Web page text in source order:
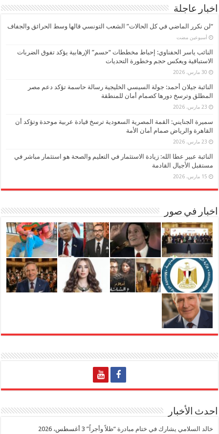
اخبار عاجلة
“لن نكرر الماضي في كل الحالات” الشعب التونسي قالها وسط الحرائق والجفاف
‏أسبوعين مضت
النائب ياسر الحفناوي: إحباط مخططات “حسم” الإرهابية يؤكد تفوق الضربات
الاستباقية ويعكس حجم وخطورة التحديات
30 مارس، 2026
النائبة جيلان أحمد: جولة السيسي الخليجية رسالة حاسمة تؤكد دعم مصر
المطلق وترسخ دورها كصمام أمان للمنطقة
23 مارس، 2026
سميرة الجنايني: القمة المصرية السعودية ترسخ قيادة عربية موحدة وتؤكد أن
القاهرة والرياض صمام أمان الأمة
23 مارس، 2026
النائبة عبير عطا الله: زيادة الاستثمار في التعليم والصحة هو استثمار مباشر في
مستقبل الأجيال القادمة
15 مارس، 2026
اخبار في صور
احدث الأخبار
خالد السلامي يشارك في ختام مبادرة “ظلاً وأجراً” 3 أغسطس، 2026